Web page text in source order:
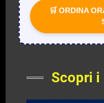
🛒 ORDINA
Scopri